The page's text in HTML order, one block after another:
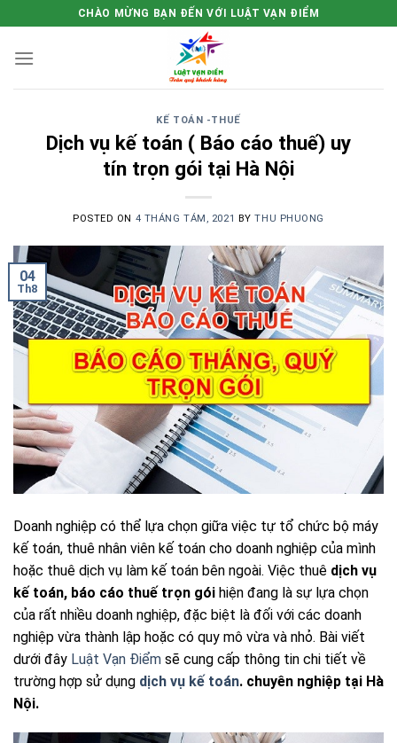
to
content
CHÀO MỪNG BẠN ĐẾN VỚI LUẬT VẠN ĐIỂM
KẾ TOÁN -THUẾ
Dịch vụ kế toán ( Báo cáo thuế) uy
tín trọn gói tại Hà Nội
POSTED ON 4 THÁNG TÁM, 2021 BYTHU PHUONG
04
Th8
Doanh nghiệp có thể lựa chọn giữa việc tự tổ chức bộ máy
kế toán, thuê nhân viên kế toán cho doanh nghiệp của mình
hoặc thuê dịch vụ làm kế toán bên ngoài. Việc thuê dịch vụ
kế toán, báo cáo thuế trọn gói hiện đang là sự lựa chọn
của rất nhiều doanh nghiệp, đặc biệt là đối với các doanh
nghiệp vừa thành lập hoặc có quy mô vừa và nhỏ. Bài viết
dưới đây Luật Vạn Điểm sẽ cung cấp thông tin chi tiết về
trường hợp sử dụng dịch vụ kế toán. chuyên nghiệp tại Hà
Nội.